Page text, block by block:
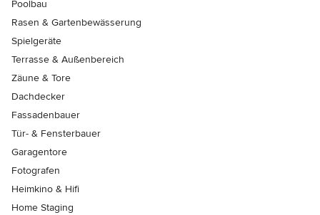
Poolbau
Rasen & Gartenbewässerung
Spielgeräte
Terrasse & Außenbereich
Zäune & Tore
Dachdecker
Fassadenbauer
Tür- & Fensterbauer
Garagentore
Fotografen
Heimkino & Hifi
Home Staging